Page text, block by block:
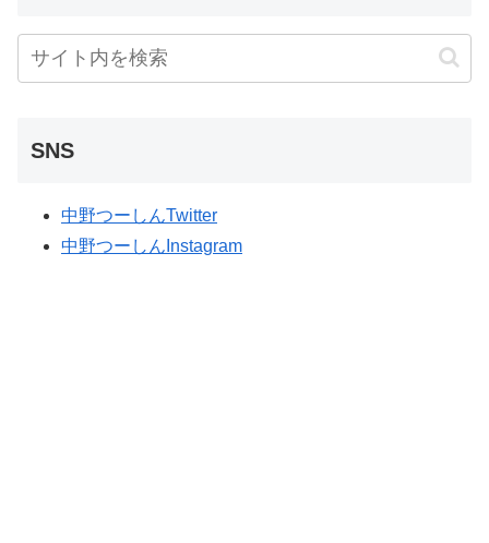
SNS
中野つーしんTwitter
中野つーしんInstagram